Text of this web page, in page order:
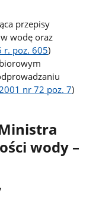
przepisy
wodę oraz
r. poz. 605)
nr 72 poz. 7)
wody –